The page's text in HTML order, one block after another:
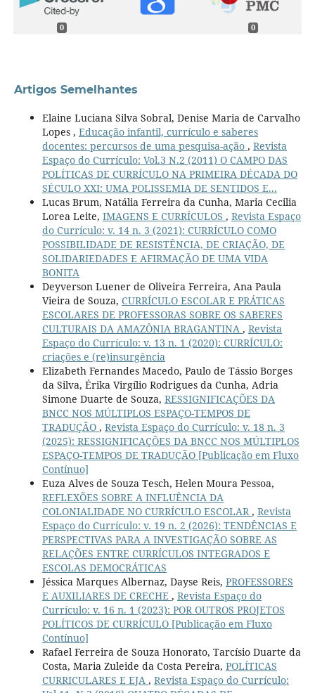
0 0
Artigos Semelhantes
Elaine Luciana Silva Sobral, Denise Maria de Carvalho
Lopes , Educação infantil, currículo e saberes
docentes: percursos de uma pesquisa-ação , Revista
Espaço do Currículo: Vol.3 N.2 (2011) O CAMPO DAS
POLÍTICAS DE CURRÍCULO NA PRIMEIRA DÉCADA DO
SÉCULO XXI: UMA POLISSEMIA DE SENTIDOS E...
Lucas Brum, Natália Ferreira da Cunha, Maria Cecilia
Lorea Leite, IMAGENS E CURRÍCULOS , Revista Espaço
do Currículo: v. 14 n. 3 (2021): CURRÍCULO COMO
POSSIBILIDADE DE RESISTÊNCIA, DE CRIAÇÃO, DE
SOLIDARIEDADES E AFIRMAÇÃO DE UMA VIDA
BONITA
Deyverson Luener de Oliveira Ferreira, Ana Paula
Vieira de Souza, CURRÍCULO ESCOLAR E PRÁTICAS
ESCOLARES DE PROFESSORAS SOBRE OS SABERES
CULTURAIS DA AMAZÔNIA BRAGANTINA , Revista
Espaço do Currículo: v. 13 n. 1 (2020): CURRÍCULO:
criações e (re)insurgência
Elizabeth Fernandes Macedo, Paulo de Tássio Borges
da Silva, Érika Virgílio Rodrigues da Cunha, Adria
Simone Duarte de Souza, RESSIGNIFICAÇÕES DA
BNCC NOS MÚLTIPLOS ESPAÇO-TEMPOS DE
TRADUÇÃO , Revista Espaço do Currículo: v. 18 n. 3
(2025): RESSIGNIFICAÇÕES DA BNCC NOS MÚLTIPLOS
ESPAÇO-TEMPOS DE TRADUÇÃO [Publicação em Fluxo
Contínuo]
Euza Alves de Souza Tesch, Helen Moura Pessoa,
REFLEXÕES SOBRE A INFLUÊNCIA DA
COLONIALIDADE NO CURRÍCULO ESCOLAR, Revista
Espaço do Currículo: v. 19 n. 2 (2026): TENDÊNCIAS E
PERSPECTIVAS PARA A INVESTIGAÇÃO SOBRE AS
RELAÇÕES ENTRE CURRÍCULOS INTEGRADOS E
ESCOLAS DEMOCRÁTICAS
Jéssica Marques Albernaz, Dayse Reis, PROFESSORES
E AUXILIARES DE CRECHE , Revista Espaço do
Currículo: v. 16 n. 1 (2023): POR OUTROS PROJETOS
POLÍTICOS DE CURRÍCULO [Publicação em Fluxo
Contínuo]
Rafael Ferreira de Souza Honorato, Tarcísio Duarte da
Costa, Maria Zuleide da Costa Pereira, POLÍTICAS
CURRICULARES E EJA , Revista Espaço do Currículo: